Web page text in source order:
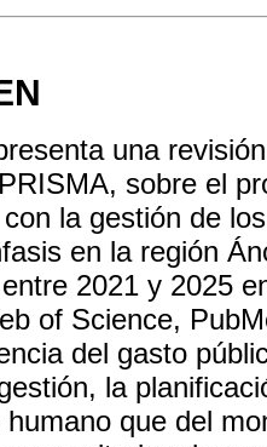
una
sobre el
la gestión de
en la región
2021 y 2025
of Science,
del gasto
la
humano que del